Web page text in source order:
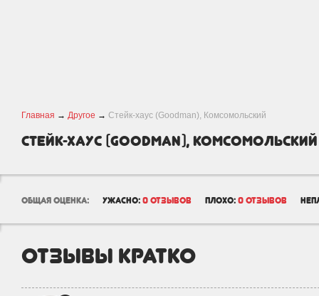
Главная → Другое → Стейк-хаус (Goodman), Комсомольский
Стейк-хаус (Goodman), Комсомольский
общая оценка: ужасно: 0 отзывов плохо: 0 отзывов
отзывы кратко